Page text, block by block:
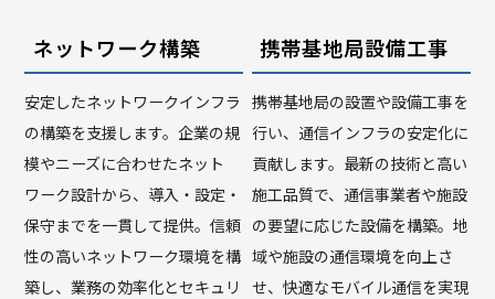
ネットワーク構築
安定したネットワークインフラ
の構築を支援します。企業の規
模やニーズに合わせたネット
ワーク設計から、導入・設定・
保守までを一貫して提供。信頼
性の高いネットワーク環境を構
築し、業務の効率化とセキュリ
携帯基地局設備工事
携帯基地局の設置や設備工事を
行い、通信インフラの安定化に
貢献します。最新の技術と高い
施工品質で、通信事業者や施設
の要望に応じた設備を構築。地
域や施設の通信環境を向上さ
せ、快適なモバイル通信を実現